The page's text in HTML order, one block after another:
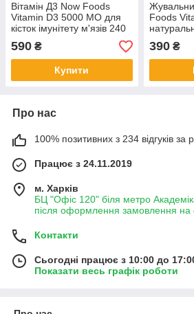
Вітамін Д3 Now Foods
Vitamin D3 5000 МО для
кісток імунітету м'язів 240
капсул
590 ₴
Купити
Foods
смак 180
390₴
Про нас
100% позитивних з 234 відгуків за
Працює з 24.11.2019
м. Харків
БЦ "Офіс 120" біля метро
після оформлення замовлення на
Контакти
Сьогодні працює з 10:00 до
Показати весь графік роботи